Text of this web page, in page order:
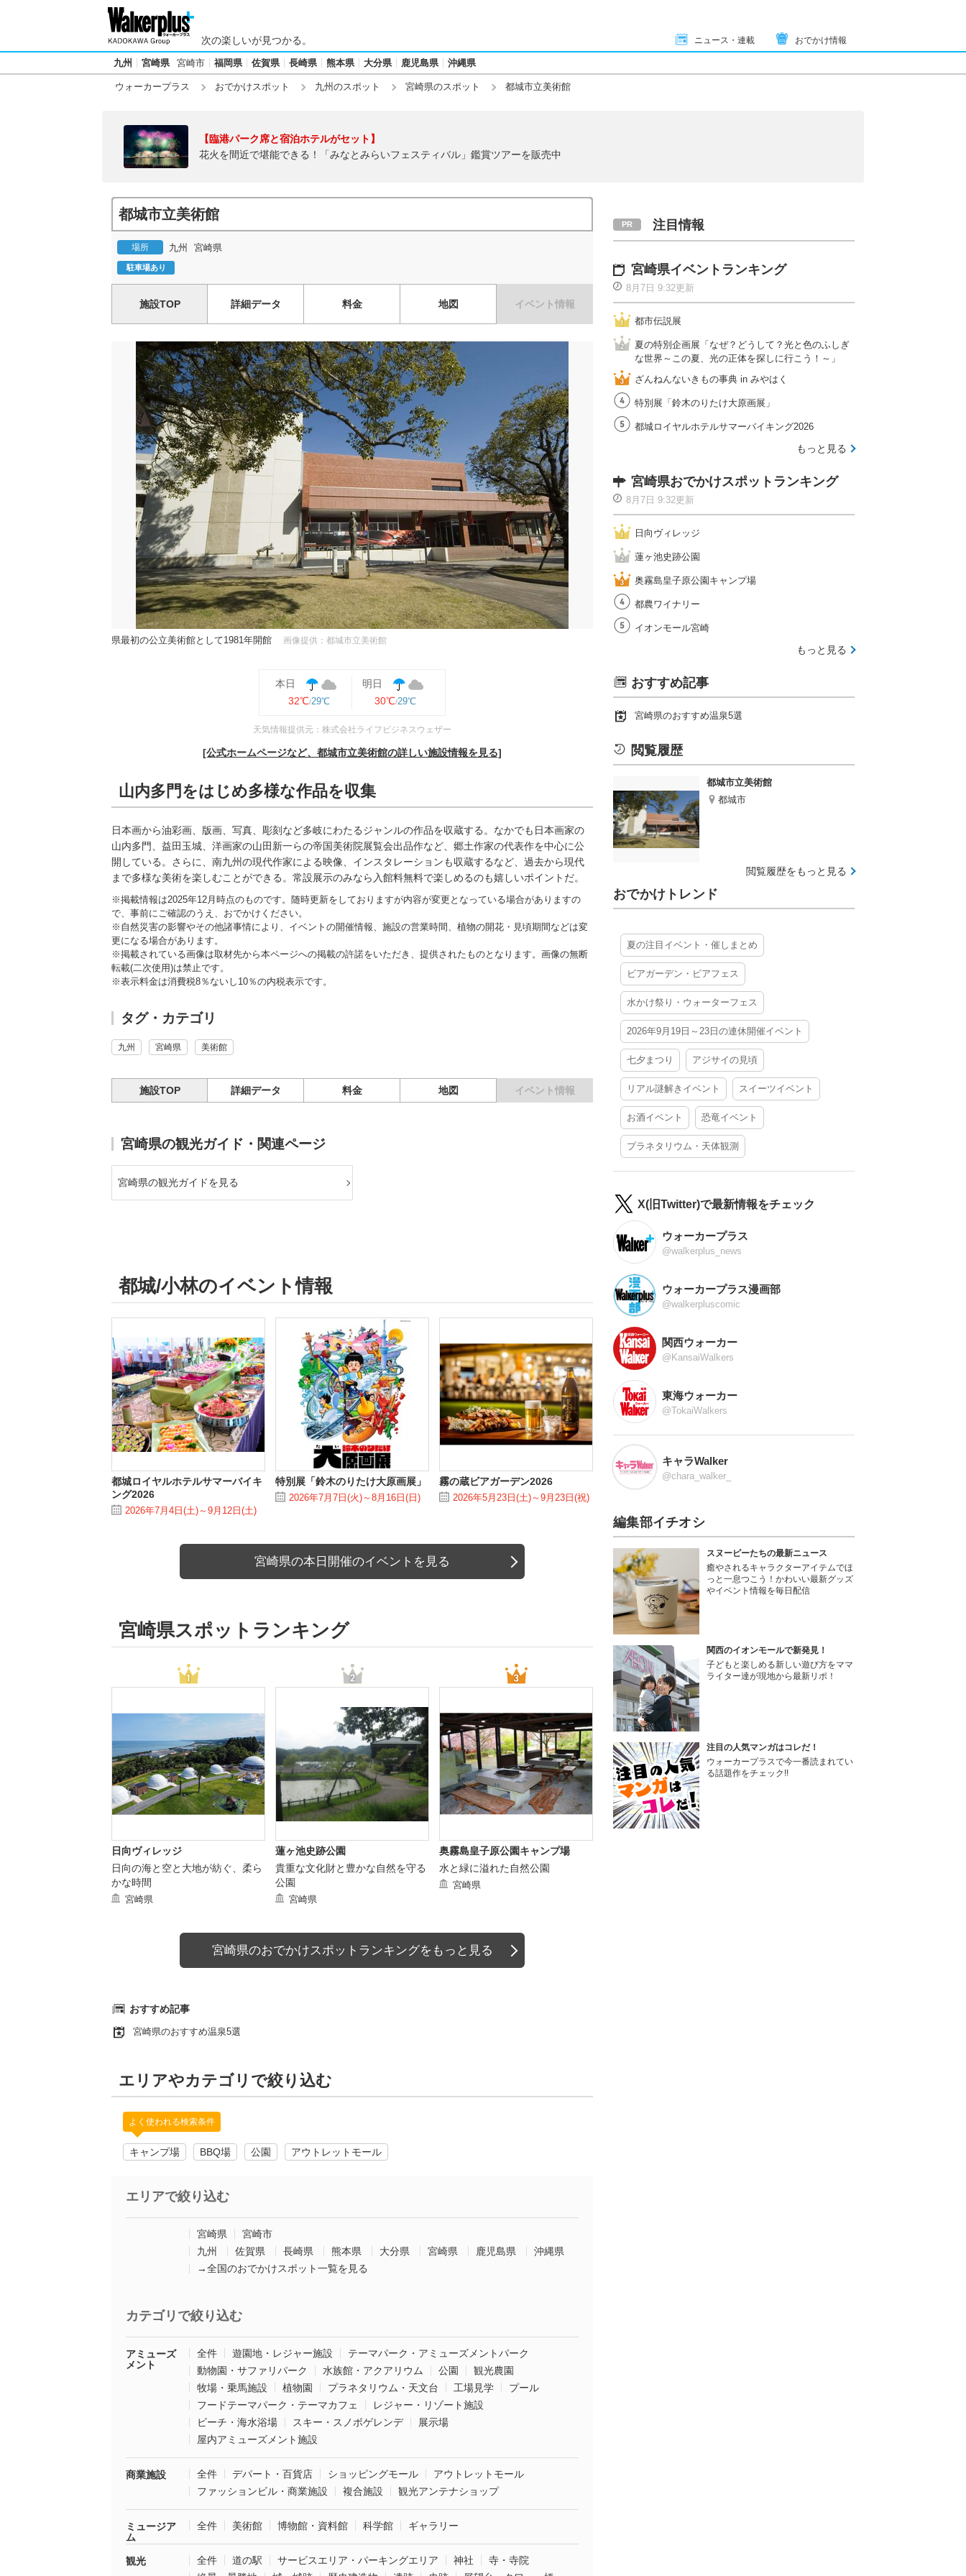
次の楽しいが見つかる。 ニュース・連載 おでかけ情報
九州 宮崎県 宮崎市 福岡県 佐賀県 長崎県 熊本県 大分県 鹿児島県 沖縄県
ウォーカープラス おでかけスポット 九州のスポット 宮崎県のスポット 都城市立美術館
【臨港パーク席と宿泊ホテルがセット】
花火を間近で堪能できる！「みなとみらいフェスティバル」鑑賞ツアーを販売中
都城市立美術館
場所 九州 宮崎県
駐車場あり
施設TOP 詳細データ 料金 地図 イベント情報
県最初の公立美術館として1981年開館 画像提供：都城市立美術館
本日
32℃ 29℃
明日
30℃ 29℃
天気情報提供元：株式会社ライフビジネスウェザー
[公式ホームページなど、都城市立美術館の詳しい施設情報を見る]
山内多門をはじめ多様な作品を収集
日本画から油彩画、版画、写真、彫刻など多岐にわたるジャンルの作品を収蔵する。なかでも日本画家の
山内多門、益田玉城、洋画家の山田新一らの帝国美術院展覧会出品作など、郷土作家の代表作を中心に公
開している。さらに、南九州の現代作家による映像、インスタレーションも収蔵するなど、過去から現代
まで多様な美術を楽しむことができる。常設展示のみなら入館料無料で楽しめるのも嬉しいポイントだ。
※掲載情報は2025年12月時点のものです。随時更新をしておりますが内容が変更となっている場合がありますの
で、事前にご確認のうえ、おでかけください。
※自然災害の影響やその他諸事情により、イベントの開催情報、施設の営業時間、植物の開花・見頃期間などは変
更になる場合があります。
※掲載されている画像は取材先から本ページへの掲載の許諾をいただき、提供されたものとなります。画像の無断
転載(二次使用)は禁止です。
※表示料金は消費税8％ないし10％の内税表示です。
タグ・カテゴリ
九州 宮崎県 美術館
施設TOP 詳細データ 料金 地図 イベント情報
宮崎県の観光ガイド・関連ページ
宮崎県の観光ガイドを見る
都城/小林のイベント情報
都城ロイヤルホテルサマーバイキ
ング2026
2026年7月4日(土)～9月12日(土)
特別展「鈴木のりたけ大原画展」
2026年7月7日(火)～8月16日(日)
霧の蔵ビアガーデン2026
2026年5月23日(土)～9月23日(祝)
宮崎県の本日開催のイベントを見る
宮崎県スポットランキング
日向ヴィレッジ
日向の海と空と大地が紡ぐ、柔ら
かな時間
宮崎県
蓮ヶ池史跡公園
貴重な文化財と豊かな自然を守る
公園
宮崎県
奥霧島皇子原公園キャンプ場
水と緑に溢れた自然公園
宮崎県
宮崎県のおでかけスポットランキングをもっと見る
おすすめ記事
宮崎県のおすすめ温泉5選
エリアやカテゴリで絞り込む
よく使われる検索条件
キャンプ場 BBQ場 公園 アウトレットモール
エリアで絞り込む
宮崎県
宮崎市
九州
佐賀県 長崎県 熊本県 大分県 宮崎県 鹿児島県
沖縄県
→全国のおでかけスポット一覧を見る
カテゴリで絞り込む
アミューズ
メント
全件 遊園地・レジャー施設
テーマパーク・アミューズメントパーク
動物園・サファリパーク
水族館・アクアリウム 公園
観光農園
牧場・乗馬施設
植物園 プラネタリウム・天文台 工場見学
プール
フードテーマパーク・テーマカフェ
レジャー・リゾート施設
ビーチ・海水浴場
スキー・スノボゲレンデ
展示場
屋内アミューズメント施設
商業施設 全件 デパート・百貨店 ショッピングモール
アウトレットモール
ファッションビル・商業施設
複合施設 観光アンテナショップ
ミュージア
ム
全件 美術館 博物館・資料館 科学館 ギャラリー
観光 全件 道の駅 サービスエリア・パーキングエリア 神社
寺・寺院
注目情報
宮崎県イベントランキング
8月7日 9:32更新
都市伝説展
夏の特別企画展「なぜ？どうして？光と色のふしぎ
な世界～この夏、光の正体を探しに行こう！～」
ざんねんないきもの事典 in みやはく
特別展「鈴木のりたけ大原画展」
都城ロイヤルホテルサマーバイキング2026
もっと見る
宮崎県おでかけスポットランキング
8月7日 9:32更新
日向ヴィレッジ
蓮ヶ池史跡公園
奥霧島皇子原公園キャンプ場
都農ワイナリー
イオンモール宮崎
もっと見る
おすすめ記事
宮崎県のおすすめ温泉5選
閲覧履歴
都城市立美術館
都城市
閲覧履歴をもっと見る
おでかけトレンド
夏の注目イベント・催しまとめ
ビアガーデン・ビアフェス
水かけ祭り・ウォーターフェス
2026年9月19日～23日の連休開催イベント
七夕まつり アジサイの見頃
リアル謎解きイベント スイーツイベント
お酒イベント 恐竜イベント
プラネタリウム・天体観測
X(旧Twitter)で最新情報をチェック
ウォーカープラス
@walkerplus_news
ウォーカープラス漫画部
@walkerpluscomic
関西ウォーカー
@KansaiWalkers
東海ウォーカー
@TokaiWalkers
キャラWalker
@chara_walker_
編集部イチオシ
スヌーピーたちの最新ニュース
癒やされるキャラクターアイテムでほ
っと一息つこう！かわいい最新グッズ
やイベント情報を毎日配信
関西のイオンモールで新発見！
子どもと楽しめる新しい遊び方をママ
ライター達が現地から最新リポ！
注目の人気マンガはコレだ！
ウォーカープラスで今一番読まれてい
る話題作をチェック!!